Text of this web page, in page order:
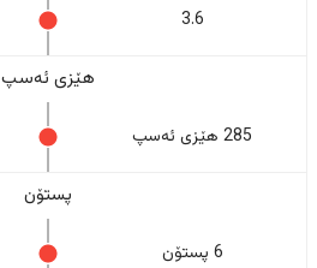
3.6
هێزی ئەسپ
285 هێزی ئەسپ
پستۆن
6 پستۆن